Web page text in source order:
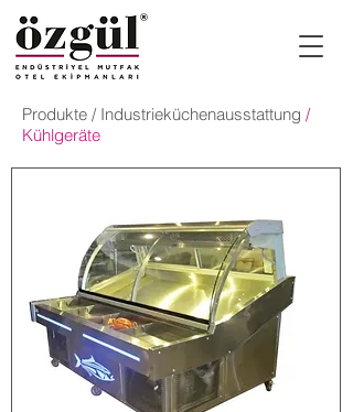
Produkte / Industrieküchenausstattung /
Kühlgeräte